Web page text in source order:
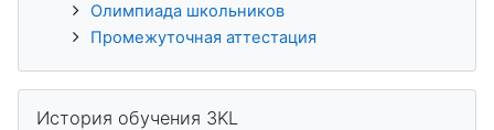
Олимпиада школьников
Промежуточная аттестация
История обучения 3KL